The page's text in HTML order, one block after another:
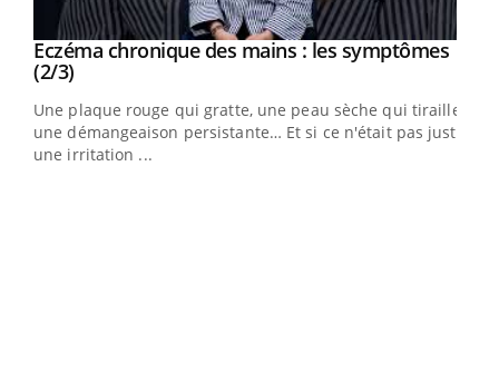
Youtube
Eczéma chronique des mains : les symptômes
(2/3)Youtube
Une plaque rouge qui gratte, une peau sèche qui tiraille,
une démangeaison persistante… Et si ce n'était pas juste
une irritation ...